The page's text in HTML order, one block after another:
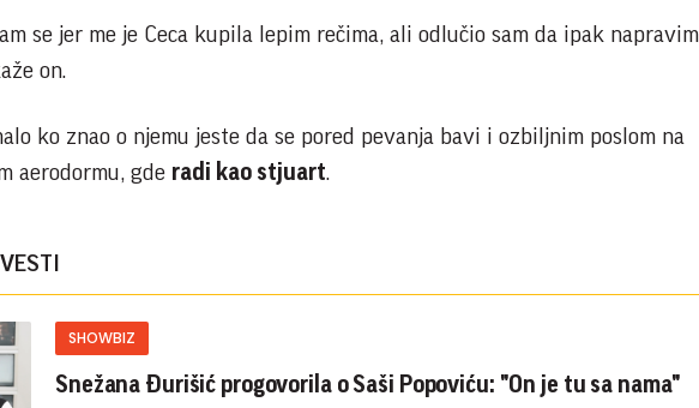
se jer me je Ceca kupila lepim rečima, ali odlučio sam da ipak napravim
on.
ko znao o njemu jeste da se pored pevanja bavi i ozbiljnim poslom na
aerodormu, gde radi kao stjuart.
SHOWBIZ
Snežana Đurišić progovorila o Saši Popoviću: "On je tu sa nama"